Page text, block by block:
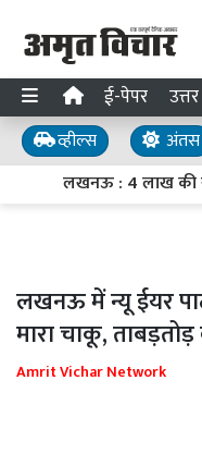
ई-पेपर
व्हील्स अंतस
लखनऊ : 4 लाख की
लखनऊ में न्यू ईयर
मारा चाकू,
Amrit Vichar Network